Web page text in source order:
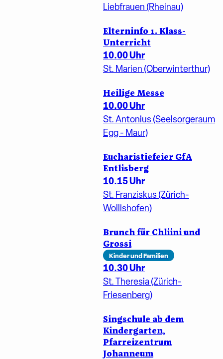
Liebfrauen (Rheinau)
Elterninfo 1. Klass-
Unterricht
10.00 Uhr
St. Marien (Oberwinterthur)
Heilige Messe
10.00 Uhr
St. Antonius (Seelsorgeraum
Egg - Maur)
Eucharistiefeier GfA
Entlisberg
10.15 Uhr
St. Franziskus (Zürich-
Wollishofen)
Brunch für Chliini und
Grossi
Kinder und Familien
10.30 Uhr
St. Theresia (Zürich-
Friesenberg)
Singschule ab dem
Kindergarten,
Pfarreizentrum
Johanneum